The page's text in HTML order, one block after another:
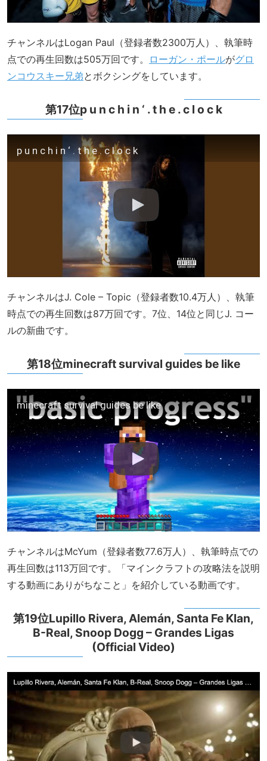
チャンネルはLogan Paul（登録者数2300万人）、執筆時
点での再生回数は505万回です。
ローガン・ポールがグロ
ンコウスキー兄弟とボクシングをしています。
第17位p u n c h i n ‘ . t h e . c l o c k
p u n c h i n ‘ . t h e . c l o c k
チャンネルはJ. Cole – Topic（登録者数10.4万人）、執筆
時点での再生回数は87万回です。7位、14位と同じJ. コー
ルの新曲です。
第18位minecraft survival guides be like
minecraft survival guides be like
チャンネルはMcYum（登録者数77.6万人）、執筆時点での
再生回数は113万回です。「マインクラフトの攻略法を説明
する動画にありがちなこと」を紹介している動画です。
第19位Lupillo Rivera, Alemán, Santa Fe Klan,
B-Real, Snoop Dogg – Grandes Ligas
(Official Video)